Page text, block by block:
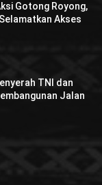
Gotong Royong,
Akses
TNI dan
Jalan